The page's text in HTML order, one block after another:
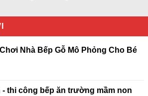
Nhà Bếp Gỗ Mô Phỏng Cho Bé
- thi công bếp ăn trường mầm non